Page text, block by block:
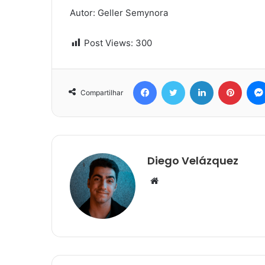
Autor: Geller Semynora
Post Views: 300
Compartilhar
Diego Velázquez
i